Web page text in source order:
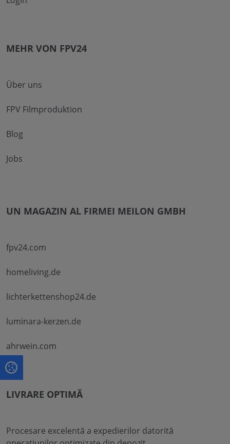
MEHR VON FPV24
Über uns
FPV Filmproduktion
Blog
Jobs
UN MAGAZIN AL FIRMEI MEILON GMBH
fpv24.com
homeliving.de
lichterkettenshop24.de
luminara-kerzen.de
ahrwein.com
LIVRARE OPTIMĂ
Procesare excelentă a expedierilor datorită